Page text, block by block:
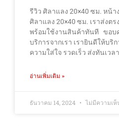
รีวิว ศิลาแลง 20×40 ซม. หน้
ศิลาแลง 20×40 ซม. เราส่งต
พร้อมใช้งานสินค้าทันที ขอบ
บริการจากเรา เรายินดีให้บริ
ความใส่ใจ รวดเร็ว ส่งทันเว
อ่านเพิ่มเติม »
ธันวาคม 14, 2024 ไม่มีความเห็